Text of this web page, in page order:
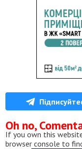
Oh no,
If you own this
browser console to